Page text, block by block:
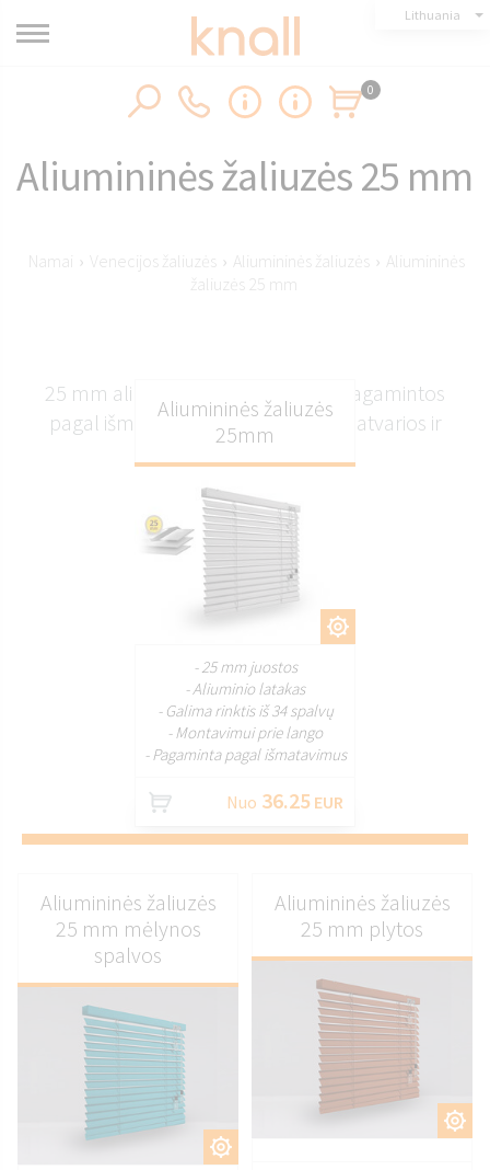
Lithuania
0
Aliumininės žaliuzės 25 mm
Namai › Venecijos žaliuzės › Aliumininės žaliuzės › Aliumininės
žaliuzės 25 mm
25 mm aliuminio žaliuzės iš Knall pagamintos
pagal išmatavimus: elegantiškos, patvarios ir
puikiai pritaikytos.
Aliumininės žaliuzės
25mm
- 25 mm juostos
- Aliuminio latakas
- Galima rinktis iš 34 spalvų
- Montavimui prie lango
- Pagaminta pagal išmatavimus
Nuo 36.25 EUR
Aliumininės žaliuzės
25 mm mėlynos
spalvos
Aliumininės žaliuzės
25 mm plytos